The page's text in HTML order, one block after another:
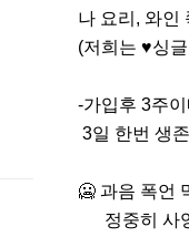
나 요리, 와인
(저희는 ♥️싱
-가입후 3주
🥶 과음 폭언